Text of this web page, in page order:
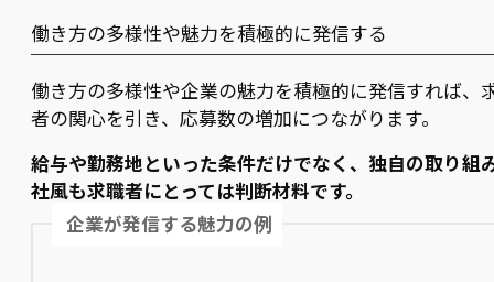
働き方の多様性や魅力を積極的に発信する
働き方の多様性や企業の魅力を積極的に発信すれば、
者の関心を引き、応募数の増加につながります。
給与や勤務地といった条件だけでなく、独自の取り組
社風も求職者にとっては判断材料です。
企業が発信する魅力の例